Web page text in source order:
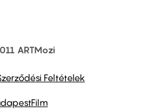
ARTMozi
Feltételek